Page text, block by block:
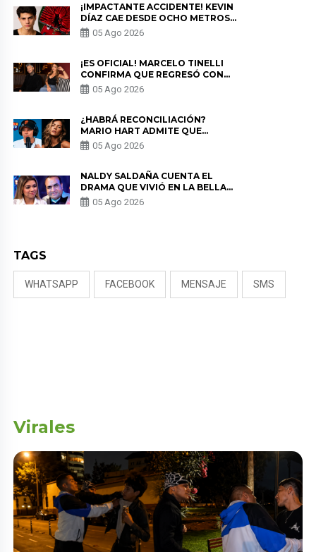
¡IMPACTANTE ACCIDENTE! KEVIN
DÍAZ CAE DESDE OCHO METROS
EN “ESTO ES GUERRA” Y GENERA
PREOCUPACIÓN
05 Ago 2026
¡ES OFICIAL! MARCELO TINELLI
CONFIRMA QUE REGRESÓ CON
MILETT FIGUEROA: “EL AMOR
PUDO MÁS”
05 Ago 2026
¿HABRÁ RECONCILIACIÓN?
MARIO HART ADMITE QUE
PODRÍA VOLVER CON KORINA
RIVADENEIRA: “NO LE CERRARÍA
05 Ago 2026
NALDY SALDAÑA CUENTA EL
DRAMA QUE VIVIÓ EN LA BELLA
LUZ TRAS DENUNCIA AL
DIRECTOR MUSICAL: “NO ME
05 Ago 2026
TAGS
WHATSAPP FACEBOOK MENSAJE SMS
Virales